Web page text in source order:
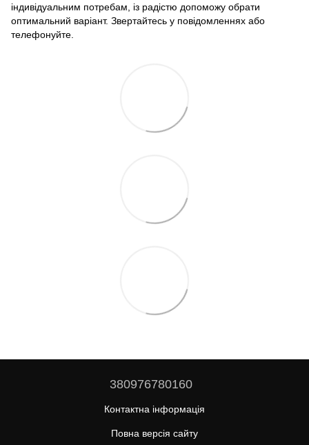
індивідуальним потребам, із радістю допоможу обрати
оптимальний варіант. Звертайтесь у повідомленнях або
телефонуйте.
380976780160
Контактна інформація
Повна версія сайту